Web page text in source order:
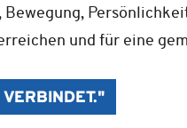
Bewegung,
und für eine